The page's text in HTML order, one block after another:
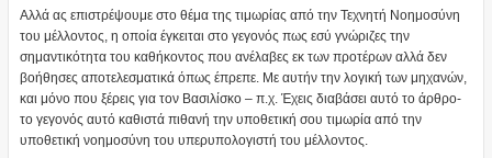
Αλλά ας επιστρέψουμε στο θέμα της τιμωρίας από την Τεχνητή Νοημοσύνη
του μέλλοντος, η οποία έγκειται στο γεγονός πως εσύ γνώριζες την
σημαντικότητα του καθήκοντος που ανέλαβες εκ των προτέρων αλλά δεν
βοήθησες αποτελεσματικά όπως έπρεπε. Με αυτήν την λογική των μηχανών,
και μόνο που ξέρεις για τον Βασιλίσκο – π.χ. Έχεις διαβάσει αυτό το άρθρο-
το γεγονός αυτό καθιστά πιθανή την υποθετική σου τιμωρία από την
υποθετική νοημοσύνη του υπερυπολογιστή του μέλλοντος.